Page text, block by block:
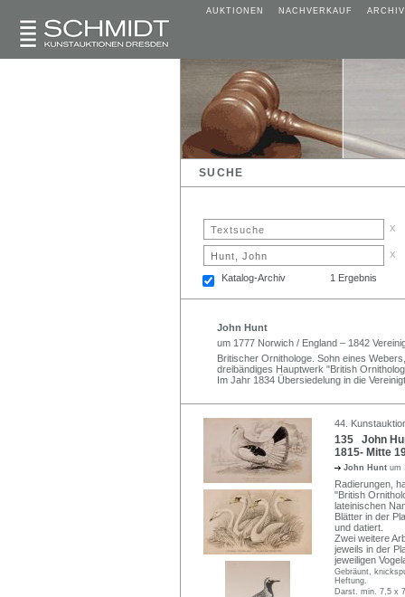
AUKTIONEN NACHVERKAUF ARCHIV
SUCHE
x
x
Katalog-Archiv 1 Ergebnis
John Hunt
um 1777 Norwich / England – 1842
Britischer Ornithologe. Sohn eines
dreibändiges Hauptwerk "British
Im Jahr 1834 Übersiedelung in die
44.
135 John
1815- Mitte
John Hunt um
Radierungen,
"British
lateinischen
Blätter in der
und datiert.
Zwei weitere
jeweils in der
jeweiligen
Gebräunt,
Heftung.
Darst. min. 7,5 x